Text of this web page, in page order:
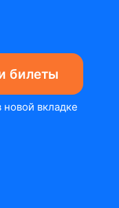
билеты
вкладке